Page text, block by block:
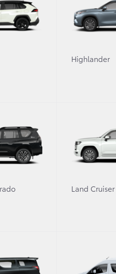
Highlander
Land
начинается прием заказов
гамма модели
сиденья с восемью